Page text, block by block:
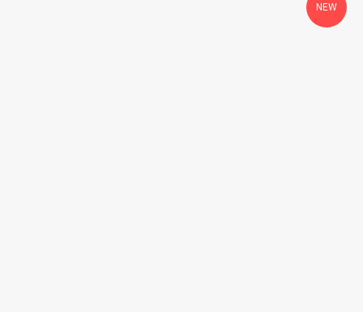
NEW